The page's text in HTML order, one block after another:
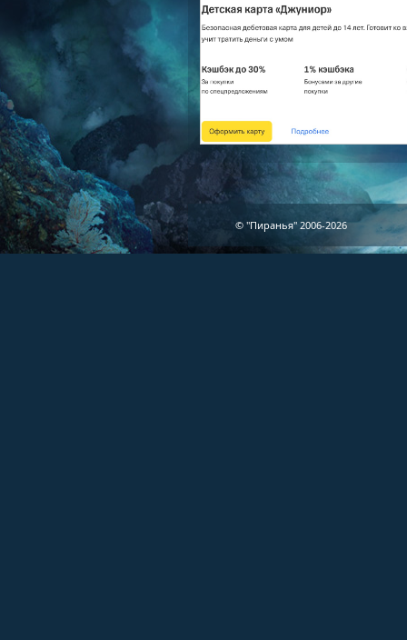
© "Пиранья" 2006-2026